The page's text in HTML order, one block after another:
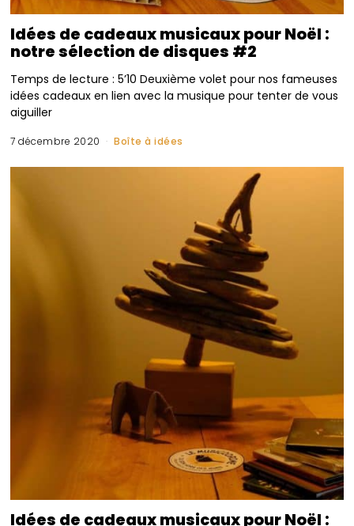
Idées de cadeaux musicaux pour Noël :
notre sélection de disques #2
Temps de lecture : 5’10 Deuxième volet pour nos fameuses
idées cadeaux en lien avec la musique pour tenter de vous
aiguiller
7 décembre 2020 Boîte à idées
Idées de cadeaux musicaux pour Noël :